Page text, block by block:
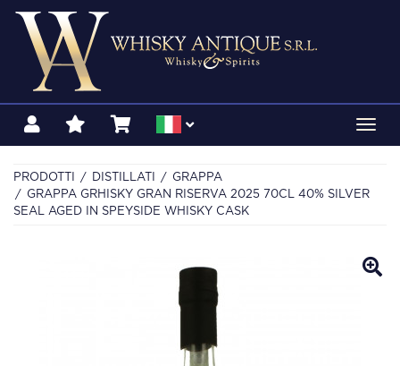
PRODOTTI DISTILLATI
GRAPPA
GRAPPA GRHISKY GRAN RISERVA 2025 70CL 40% SILVER
SEAL AGED IN SPEYSIDE WHISKY CASK